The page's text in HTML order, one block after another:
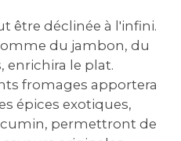
être déclinée à l'infini.
du jambon‚ du
enrichira le plat.
fromages apportera
épices exotiques‚
permettront de